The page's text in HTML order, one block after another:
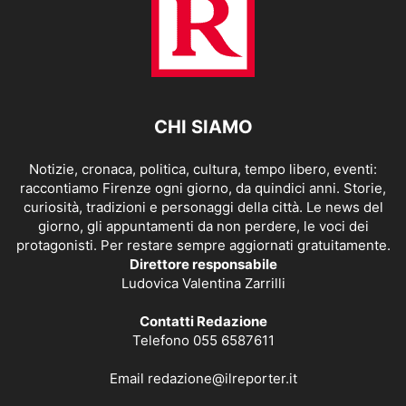
CHI SIAMO
Notizie, cronaca, politica, cultura, tempo libero, eventi:
raccontiamo Firenze ogni giorno, da quindici anni. Storie,
curiosità, tradizioni e personaggi della città. Le news del
giorno, gli appuntamenti da non perdere, le voci dei
protagonisti. Per restare sempre aggiornati gratuitamente.
Direttore responsabile
Ludovica Valentina Zarrilli
Contatti Redazione
Telefono 055 6587611
Email redazione@ilreporter.it